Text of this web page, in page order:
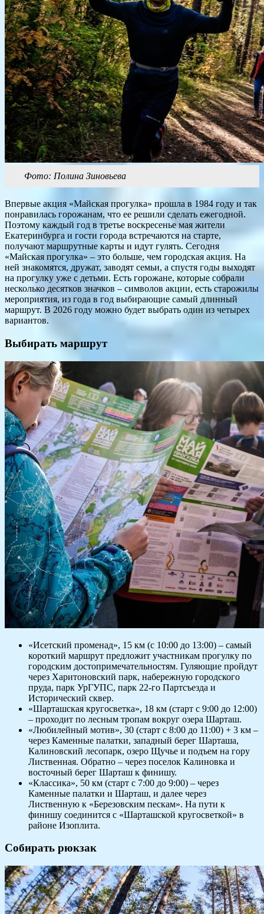
Фото: Полина Зиновьева
Впервые акция «Майская прогулка» прошла в 1984 году и так
понравилась горожанам, что ее решили сделать ежегодной.
Поэтому каждый год в третье воскресенье мая жители
Екатеринбурга и гости города встречаются на старте,
получают маршрутные карты и идут гулять. Сегодня
«Майская прогулка» – это больше, чем городская акция. На
ней знакомятся, дружат, заводят семьи, а спустя годы выходят
на прогулку уже с детьми. Есть горожане, которые собрали
несколько десятков значков – символов акции, есть старожилы
мероприятия, из года в год выбирающие самый длинный
маршрут. В 2026 году можно будет выбрать один из четырех
вариантов.
Выбирать маршрут
«Исетский променад», 15 км (с 10:00 до 13:00) – самый
короткий маршрут предложит участникам прогулку по
городским достопримечательностям. Гуляющие пройдут
через Харитоновский парк, набережную городского
пруда, парк УрГУПС, парк 22-го Партсъезда и
Исторический сквер.
«Шарташская кругосветка», 18 км (старт с 9:00 до 12:00)
– проходит по лесным тропам вокруг озера Шарташ.
«Любилейный мотив», 30 (старт с 8:00 до 11:00) + 3 км –
через Каменные палатки, западный берег Шарташа,
Калиновский лесопарк, озеро Щучье и подъем на гору
Лиственная. Обратно – через поселок Калиновка и
восточный берег Шарташ к финишу.
«Классика», 50 км (старт с 7:00 до 9:00) – через
Каменные палатки и Шарташ, и далее через
Лиственную к «Березовским пескам». На пути к
финишу соединится с «Шарташской кругосветкой» в
районе Изоплита.
Собирать рюкзак